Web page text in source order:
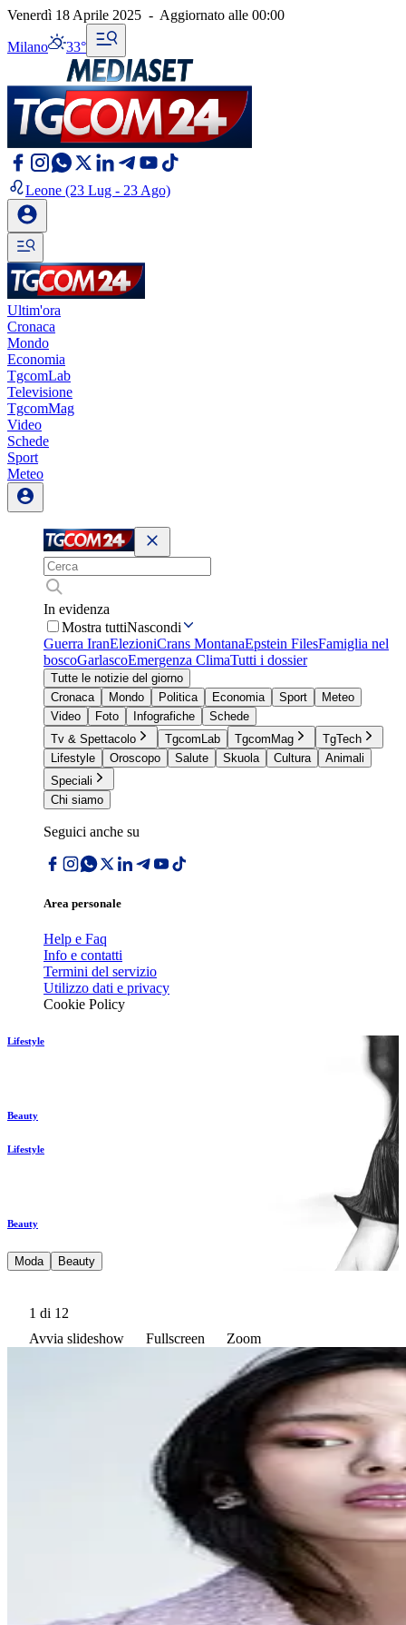
Venerdì 18 Aprile 2025 - Aggiornato alle 00:00
Milano 33°
Leone (23 Lug - 23 Ago)
Ultim'ora
Cronaca
Mondo
Economia
TgcomLab
Televisione
TgcomMag
Video
Schede
Sport
Meteo
In evidenza
Mostra tuttiNascondi
Guerra IranElezioniCrans MontanaEpstein FilesFamiglia nel
boscoGarlascoEmergenza ClimaTutti i dossier
Tutte le notizie del giorno
Cronaca
Mondo Politica Economia Sport
Meteo
Video
Foto Infografiche
Schede
Tv & Spettacolo
TgcomLab TgcomMag
TgTech
Lifestyle
Oroscopo Salute Skuola Cultura
Animali
Speciali
Chi siamo
Seguici anche su
Area personale
Help e Faq
Info e contatti
Termini del servizio
Utilizzo dati e privacy
Cookie Policy
Lifestyle
Beauty
Lifestyle
Beauty
Moda Beauty
1 di 12
Avvia slideshow
Fullscreen Zoom